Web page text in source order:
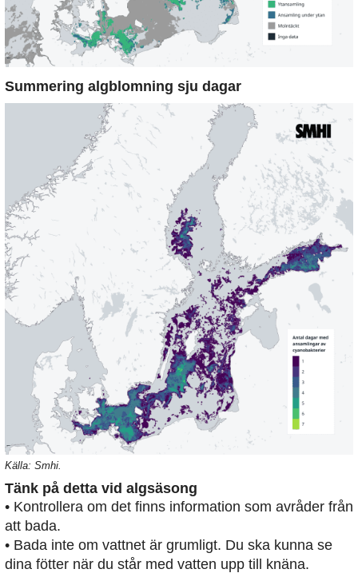
Summering algblomning sju dagar
Källa: Smhi.
Tänk på detta vid algsäsong
• Kontrollera om det finns information som avråder från
att bada.
• Bada inte om vattnet är grumligt. Du ska kunna se
dina fötter när du står med vatten upp till knäna.